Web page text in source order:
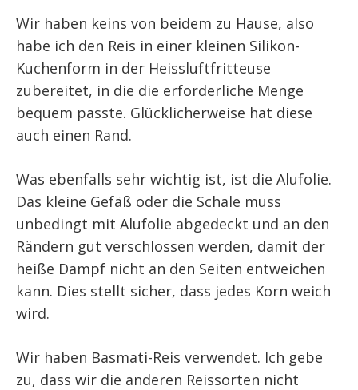
Wir haben keins von beidem zu Hause, also
habe ich den Reis in einer kleinen Silikon-
Kuchenform in der Heissluftfritteuse
zubereitet, in die die erforderliche Menge
bequem passte. Glücklicherweise hat diese
auch einen Rand.
Was ebenfalls sehr wichtig ist, ist die Alufolie.
Das kleine Gefäß oder die Schale muss
unbedingt mit Alufolie abgedeckt und an den
Rändern gut verschlossen werden, damit der
heiße Dampf nicht an den Seiten entweichen
kann. Dies stellt sicher, dass jedes Korn weich
wird.
Wir haben Basmati-Reis verwendet. Ich gebe
zu, dass wir die anderen Reissorten nicht